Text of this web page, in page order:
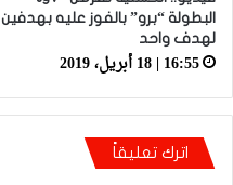
البطولة “برو” بالفوز عليه بهدفين
لهدف واحد
16:55 | 18 أبريل، 2019
اترك تعليقاً